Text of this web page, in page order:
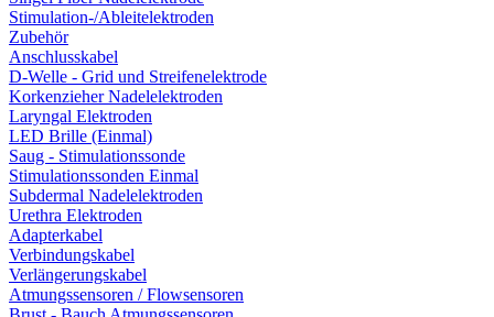
Stimulation-/Ableitelektroden
Zubehör
Anschlusskabel
D-Welle - Grid und Streifenelektrode
Korkenzieher Nadelelektroden
Laryngal Elektroden
LED Brille (Einmal)
Saug - Stimulationssonde
Stimulationssonden Einmal
Subdermal Nadelelektroden
Urethra Elektroden
Adapterkabel
Verbindungskabel
Verlängerungskabel
Atmungssensoren / Flowsensoren